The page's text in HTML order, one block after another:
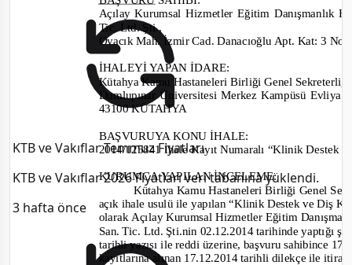
KTB ve Vakıflar Temmuz Fiyatları
KTB ve Vakıflar 2026 Fiyatları veri tabanına yüklendi.
3 hafta önce
Açılay Kurumsal Hizmetler Eğitim Danışmanlık
Tic. Ltd. Şti.,
Ovacık Mah. İzmir Cad. Danacıoğlu Apt. Kat: 3 No
İHALEYİ YAPAN İDARE:
Kütahya Kamu HastaneleriBirliği Genel
Dumlupınar Üniversitesi Merkez Kampüsü Evliya
43100KÜTAHYA
BAŞVURUYA KONU İHALE:
2014/125841İhale Kayıt Numaralı “Klinik Destek
KURUMCA YAPILAN İNCELEME:
Kütahya Kamu HastaneleriBirliği Genel
açık ihale usulü ileyapılan“Klinik Destek ve Diş
olarak Açılay Kurumsal Hizmetler Eğitim
San. Tic. Ltd. Şti. nin 02.12.2014tarihinde yaptığı
tarihli yazısı ile reddi üzerine, başvuru sahibince
kayıtlarına alınan 17.12.2014tarihli dilekçe ile